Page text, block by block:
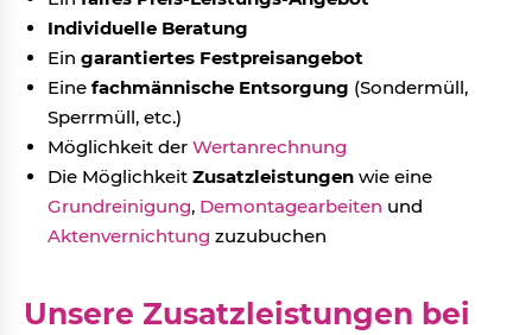
Individuelle Beratung
Ein garantiertes Festpreisangebot
Eine fachmännische Entsorgung (Sondermüll,
Sperrmüll, etc.)
Möglichkeit der Wertanrechnung
Die Möglichkeit Zusatzleistungen wie eine
Grundreinigung, Demontagearbeiten und
Aktenvernichtung zuzubuchen
Unsere Zusatzleistungen bei